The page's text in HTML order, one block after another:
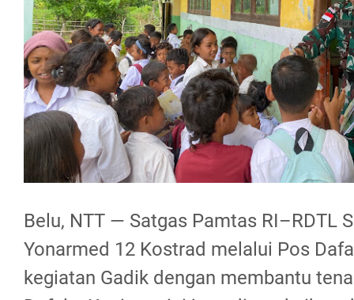
Belu, NTT — Satgas Pamtas RI–RDTL
Yonarmed 12 Kostrad melalui Pos
kegiatan Gadik dengan membantu